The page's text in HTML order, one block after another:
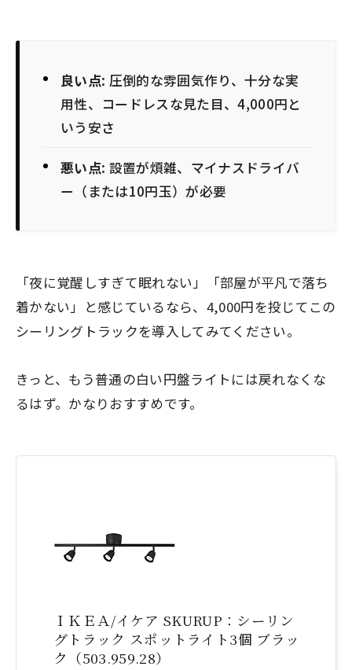
良い点: 圧倒的な雰囲気作り、十分な実
用性、コードレスな見た目、4,000円と
いう安さ
悪い点: 設置が煩雑、マイナスドライバ
ー（または10円玉）が必要
「夜に覚醒しすぎて眠れない」「部屋が平凡で落ち
着かない」と感じているなら、4,000円を投じてこの
シーリングトラックを導入してみてください。
きっと、もう普通の白い円盤ライトには戻れなくな
るはず。かなりおすすめです。
ＩＫＥＡ/イケア SKURUP：シーリン
グトラック スポットライト3個 ブラッ
ク（503.959.28）